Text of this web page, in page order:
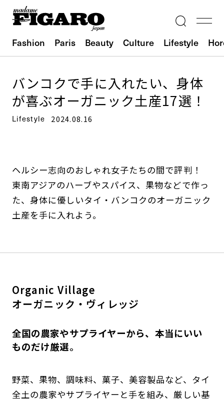
Fashion Paris Beauty Culture Lifestyle
バンコクで手に入れたい、身体
が喜ぶオーガニック土産17選！
Lifestyle 2024.08.16
ヘルシー志向のおしゃれ女子たちの間で評判！
東南アジアのハーブやスパイス、果物などで作っ
た、身体に優しいタイ・バンコクのオーガニック
土産を手に入れよう。
Organic Village
オーガニック・ヴィレッジ
全国の農家やサプライヤーから、本当にいい
ものだけ厳選。
野菜、果物、調味料、菓子、美容製品など、タイ
全土の農家やサプライヤーと手を組み、厳しい基